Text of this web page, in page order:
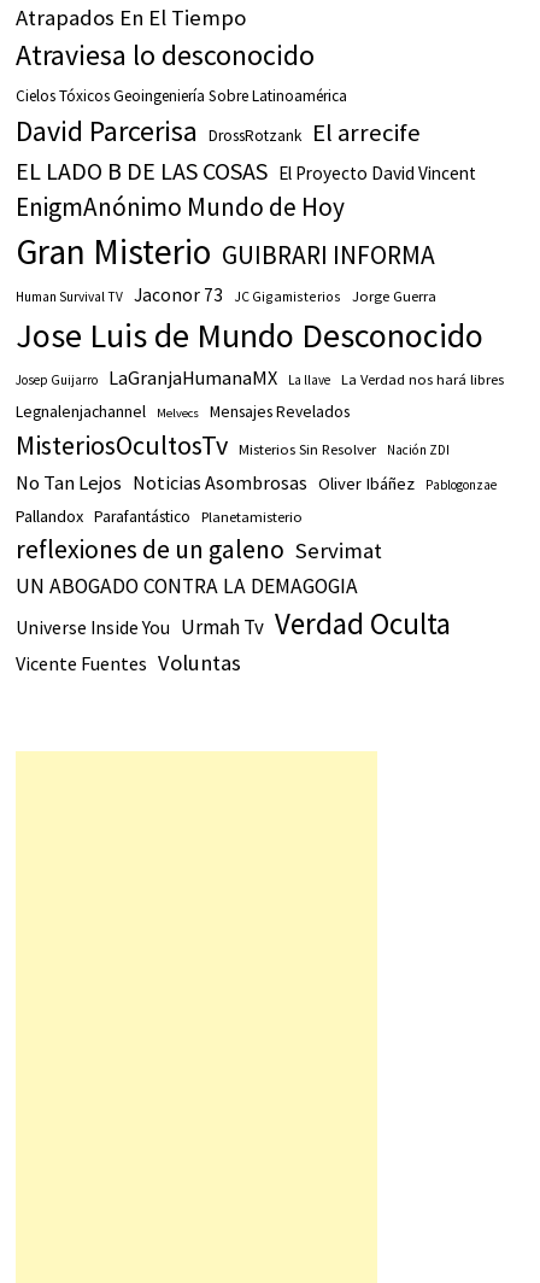
Atrapados En El Tiempo
Atraviesa lo desconocido
Cielos Tóxicos Geoingeniería Sobre Latinoamérica
David Parcerisa DrossRotzank El arrecife
EL LADO B DE LAS COSAS El Proyecto David Vincent
EnigmAnónimo Mundo de Hoy
Gran Misterio GUIBRARI INFORMA
Human Survival TV Jaconor 73 JC Gigamisterios Jorge Guerra
Jose Luis de Mundo Desconocido
Josep Guijarro LaGranjaHumanaMX La llave La Verdad nos hará libres
Legnalenjachannel Melvecs Mensajes Revelados
MisteriosOcultosTv Misterios Sin Resolver Nación ZDI
No Tan Lejos Noticias Asombrosas Oliver Ibáñez Pablogonzae
Pallandox Parafantástico Planetamisterio
reflexiones de un galeno Servimat
UN ABOGADO CONTRA LA DEMAGOGIA
Universe Inside You Urmah Tv Verdad Oculta
Vicente Fuentes Voluntas